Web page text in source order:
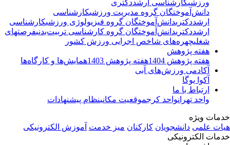
ورزشیکارشناسی ارشددکتری
دانش‌آموختگان گروه مدیریت ورزشیکارشناسی
ارشددکتریدانش‌آموختگان گروه فیزیولوژی ورزشیکارشناسی
ارشددکتریدانش‌آموختگان گروه کارشناسی تربیت‌بدنیفرصتهای
شغلیچهره‌های شاخص اجرایی ورزش کشور
هفته پژوهش
هفته پژوهش 1404
هفته پژوهش 1403
همایش‌ها و کارگاه‌ها
آکادمی ورزش‌های آبی
آکوا یوگا
ارتباط با ما
واحد تهران واحد کرج موقعیت مکانینظام پیشنهادات
ویژه
علمی دانشجویان کارکنان میز خدمت آموزش الکترونیکی
الکترونیکی